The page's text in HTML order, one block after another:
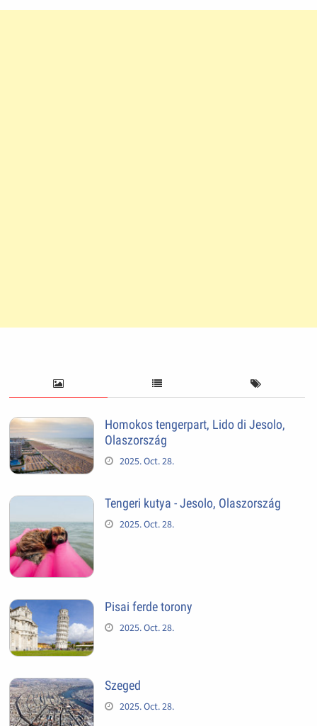
Homokos tengerpart, Lido di Jesolo,
Olaszország
2025. Oct. 28.
Tengeri kutya - Jesolo, Olaszország
2025. Oct. 28.
Pisai ferde torony
2025. Oct. 28.
Szeged
2025. Oct. 28.